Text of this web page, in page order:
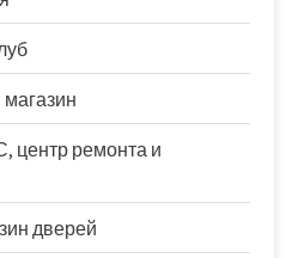
ремонта и
дверей